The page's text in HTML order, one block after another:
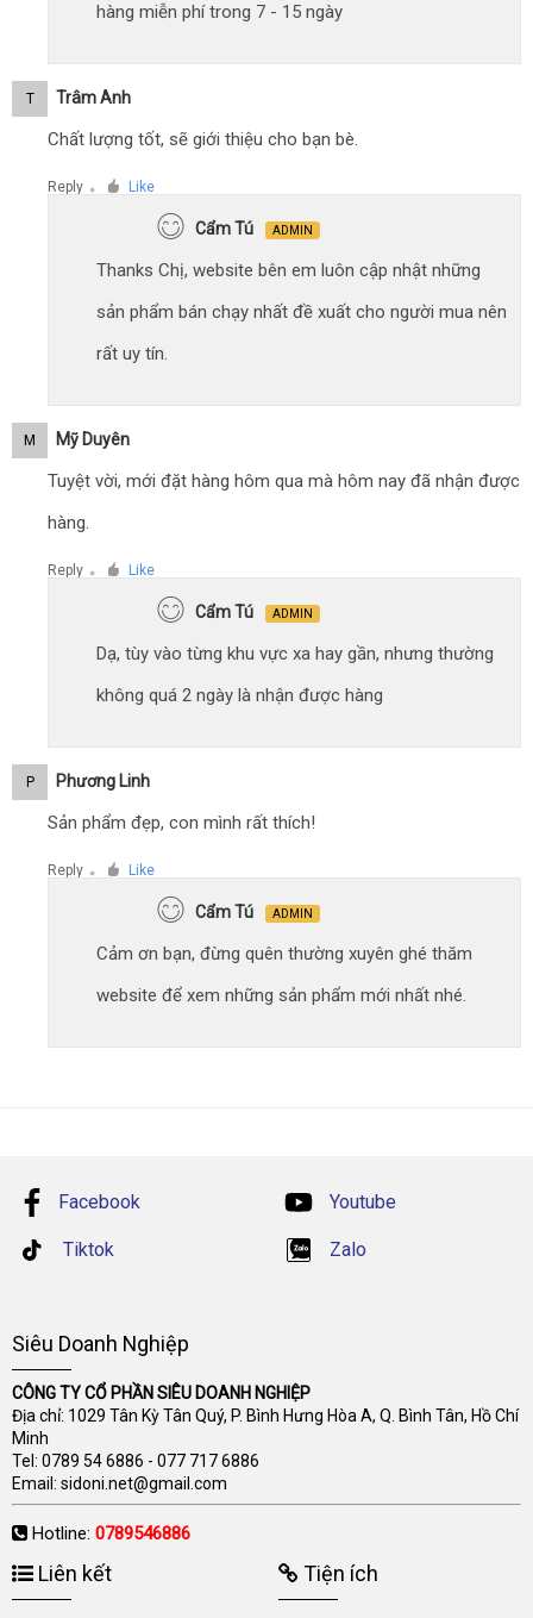
hàng miễn phí trong 7 - 15 ngày
T Trâm Anh
Chất lượng tốt, sẽ giới thiệu cho bạn bè.
Reply ● Like
Cẩm Tú ADMIN
Thanks Chị, website bên em luôn cập nhật những
sản phẩm bán chạy nhất đề xuất cho người mua nên
rất uy tín.
M Mỹ Duyên
Tuyệt vời, mới đặt hàng hôm qua mà hôm nay đã nhận được
hàng.
Reply ● Like
Cẩm Tú ADMIN
Dạ, tùy vào từng khu vực xa hay gần, nhưng thường
không quá 2 ngày là nhận được hàng
P Phương Linh
Sản phẩm đẹp, con mình rất thích!
Reply ● Like
Cẩm Tú ADMIN
Cảm ơn bạn, đừng quên thường xuyên ghé thăm
website để xem những sản phẩm mới nhất nhé.
Facebook Youtube
Tiktok Zalo
Siêu Doanh Nghiệp
CÔNG TY CỔ PHẦN SIÊU DOANH NGHIỆP
Địa chỉ: 1029 Tân Kỳ Tân Quý, P. Bình Hưng Hòa A, Q. Bình Tân, Hồ Chí
Minh
Tel: 0789 54 6886 - 077 717 6886
Email: sidoni.net@gmail.com
Hotline: 0789546886
Liên kết Tiện ích